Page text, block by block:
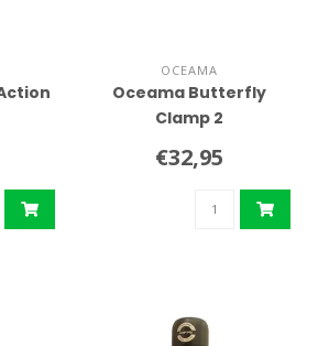
OCEAMA
Oceama Butterfly
Clamp 2
€32,95